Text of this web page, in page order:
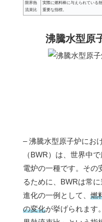
限界熱
流束比
実際に燃料棒に与えられている
重要な指標。
沸騰水型原
– 沸騰水型原子炉にお
（BWR）は、世界中
電炉の一種です。その
るために、BWRは常
進化の一例として、 燃
の変化が挙げられます